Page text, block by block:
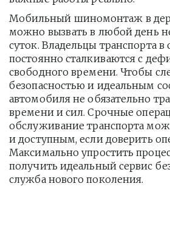
Мобильный шиномонтаж в
можно вызвать в любой день
суток. Владельцы транспорта в
постоянно сталкиваются с
свободного времени. Чтобы
безопасностью и идеальным
автомобиля не обязательно
времени и сил. Срочные
обслуживание транспорта
и доступным, если доверить
Максимально упростить
получить идеальный сервис
служба нового поколения.